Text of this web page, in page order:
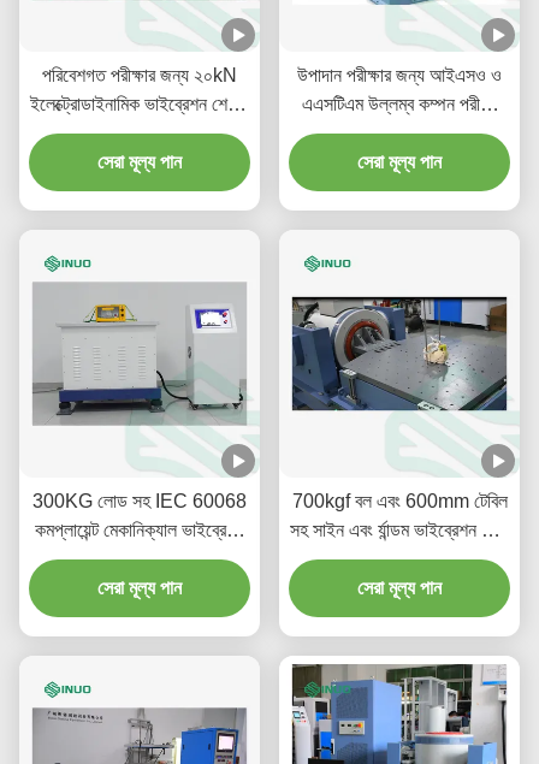
পরিবেশগত পরীক্ষার জন্য ২০kN
ইলেক্ট্রোডাইনামিক ভাইব্রেশন শেকার
(MIL-STD-810G)
সেরা মূল্য পান
উপাদান পরীক্ষার জন্য আইএসও ও
এএসটিএম উল্লম্ব কম্পন পরীক্ষা
সরঞ্জাম
সেরা মূল্য পান
300KG লোড সহ IEC 60068
কমপ্লায়েন্ট মেকানিক্যাল ভাইব্রেশন
টেস্টিং মেশিন
সেরা মূল্য পান
700kgf বল এবং 600mm টেবিল
সহ সাইন এবং র্যান্ডম ভাইব্রেশন টেস্ট
সিস্টেম
সেরা মূল্য পান